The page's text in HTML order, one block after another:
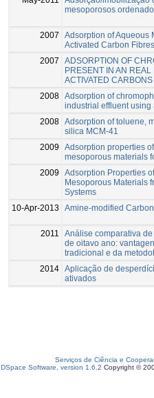
mesoporosos
2007
Adsorption of Aqueous
Activated Carbon
2007
ADSORPTION OF
PRESENT IN AN
ACTIVATED CARBONS
2008 Adsorption of
industrial effluent using
2008 Adsorption of toluene,
silica MCM-41
2009
Adsorption properties
mesoporous materials
2009
Adsorption Properties
Mesoporous Materials
Systems
10-Apr-2013 Amine-modified
2011
Análise comparativa
de oitavo ano:
tradicional e da
2014 Aplicação de
ativados
Serviços de Ciência e
DSpace Software, version 1.6.2 Copyright ©